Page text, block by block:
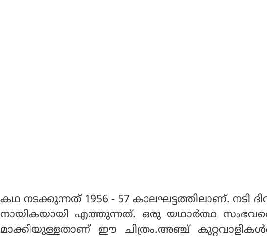
കഥ നടക്കുന്നത് 1956 - 57 കാലഘട്ടത്തിലാണ്. നടി
നായികയായി എത്തുന്നത്. ഒരു യഥാര്‍ത്ഥ
മാക്കിയുള്ളതാണ് ഈ ചിത്രം.അഞ്ച്